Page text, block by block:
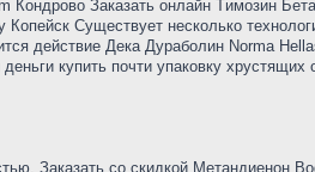
Кондрово Заказать онлайн Tимозин
Существует несколько
действие Дека Дураболин Norma
купить почти упаковку хрустящих
Заказать со скидкой Метандиенон